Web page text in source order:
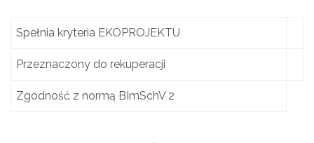
Spełnia kryteria EKOPROJEKTU
Przeznaczony do rekuperacji
Zgodność z normą BImSchV 2